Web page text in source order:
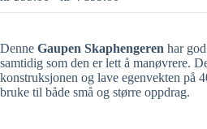
Denne Gaupen Skaphengeren har
samtidig som den er lett å manøvrere.
konstruksjonen og lave egenvekten på
bruke til både små og større oppdrag.